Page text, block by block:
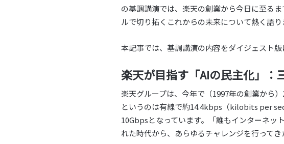
の基調講演では、楽天の創業から今日に至る
ルで切り拓くこれからの未来について熱く語り
本記事では、基調講演の内容をダイジェスト版
楽天が目指す「AIの民主化」：
楽天グループは、今年で（1997年の創業から
というのは有線で約14.4kbps（kilobits per
10Gbpsとなっています。「誰もインターネッ
れた時代から、あらゆるチャレンジを行ってき